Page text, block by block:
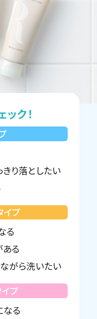
ク！
り落としたい
イプ
る
る
がら洗いたい
プ
なる